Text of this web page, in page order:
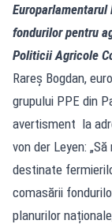
fondurilor pentru
Politicii Agricole
Rareș Bogdan,
grupului PPE din
avertisment la
von der Leyen:
destinate
comasării
planurilor